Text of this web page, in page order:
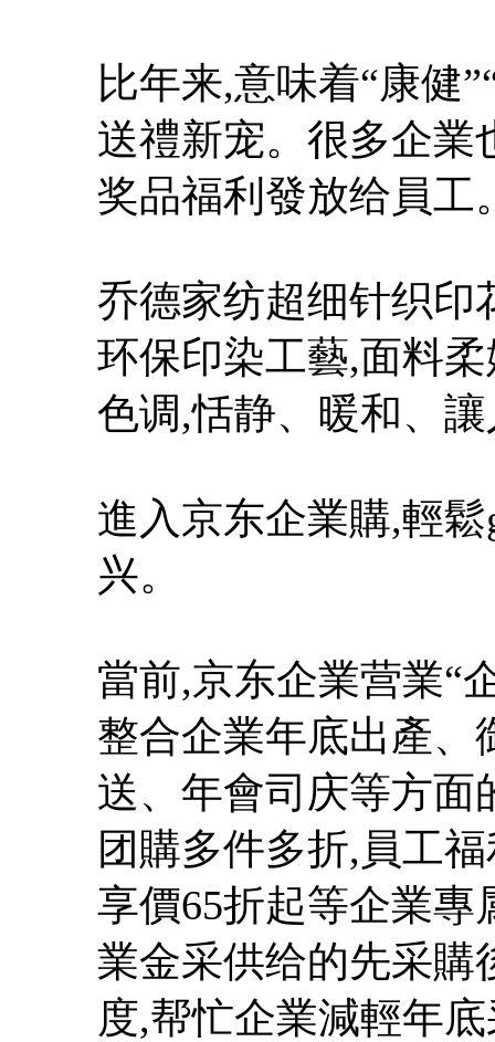
比年来,意味着“康健
送禮新宠。很多企業
奖品福利發放给員工
乔德家纺超细针织印
环保印染工藝,面料
色调,恬静、暖和、
進入京东企業購,輕
兴。
當前,京东企業营業“
整合企業年底出產、
送、年會司庆等方面
团購多件多折,員工
享價65折起等企業
業金采供给的先采購
度,帮忙企業減輕年